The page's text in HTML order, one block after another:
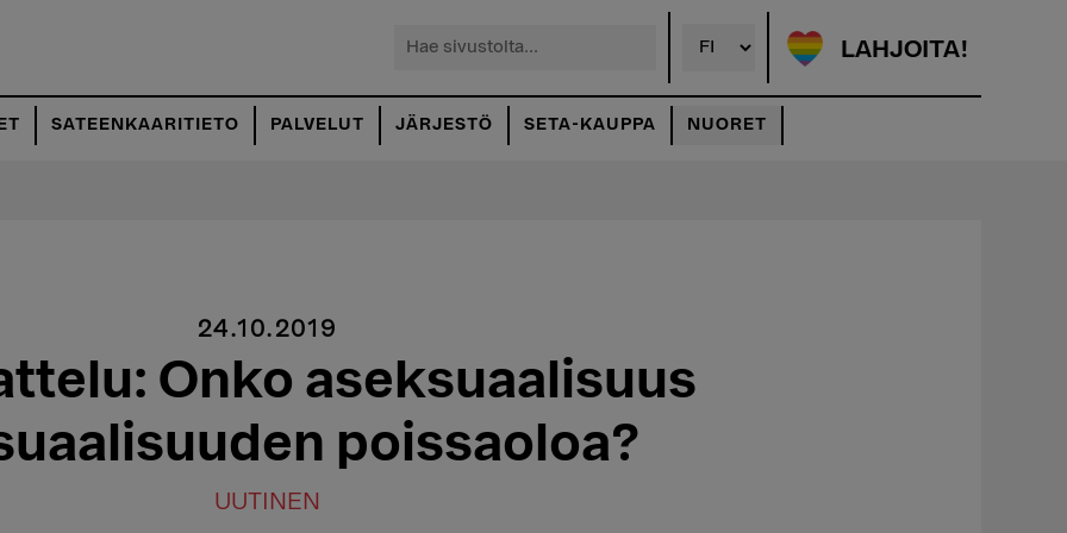
LAHJOITA!
Hae
SATEENKAARITIETO PALVELUT JÄRJESTÖ SETA-KAUPPA NUORET
24.10.2019
Onko aseksuaalisuus
poissaoloa?
UUTINEN